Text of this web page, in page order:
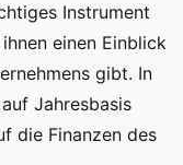
Instrument
einen Einblick
gibt. In
Jahresbasis
die Finanzen des